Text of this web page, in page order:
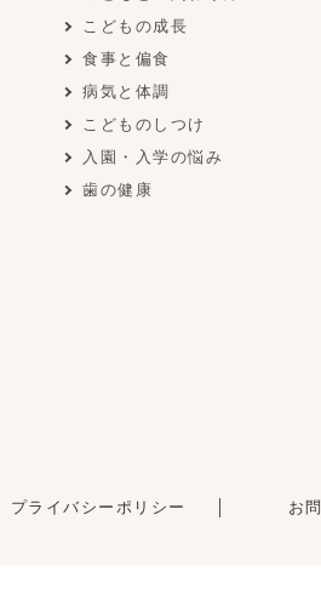
こどもの成長
食事と偏食
病気と体調
こどものしつけ
入園・入学の悩み
歯の健康
プライバシーポリシー お